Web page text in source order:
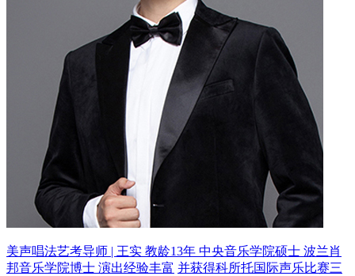
美声唱法艺考导师 | 王实 教龄13年 中央音乐学院硕士 波兰肖
邦音乐学院博士 演出经验丰富 并获得科所托国际声乐比赛三